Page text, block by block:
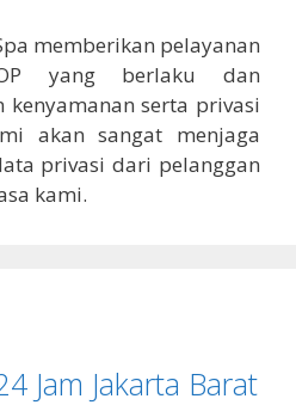
memberikan pelayanan
yang berlaku dan
serta privasi
akan sangat menjaga
privasi dari pelanggan
kami.
Jam Jakarta Barat